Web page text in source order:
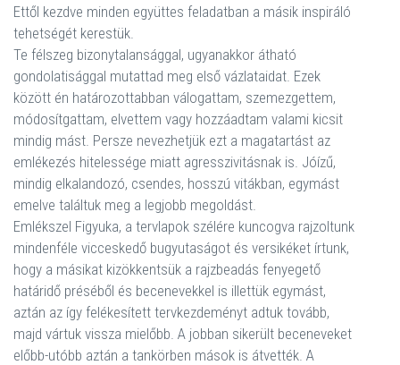
Ettől kezdve minden együttes feladatban a másik inspiráló
tehetségét kerestük.
Te félszeg bizonytalansággal, ugyanakkor átható
gondolatisággal mutattad meg első vázlataidat. Ezek
között én határozottabban válogattam, szemezgettem,
módosítgattam, elvettem vagy hozzáadtam valami kicsit
mindig mást. Persze nevezhetjük ezt a magatartást az
emlékezés hitelessége miatt agresszivitásnak is. Jóízű,
mindig elkalandozó, csendes, hosszú vitákban, egymást
emelve találtuk meg a legjobb megoldást.
Emlékszel Figyuka, a tervlapok szélére kuncogva rajzoltunk
mindenféle vicceskedő bugyutaságot és versikéket írtunk,
hogy a másikat kizökkentsük a rajzbeadás fenyegető
határidő préséből és becenevekkel is illettük egymást,
aztán az így felékesített tervkezdeményt adtuk tovább,
majd vártuk vissza mielőbb. A jobban sikerült beceneveket
előbb-utóbb aztán a tankörben mások is átvették. A